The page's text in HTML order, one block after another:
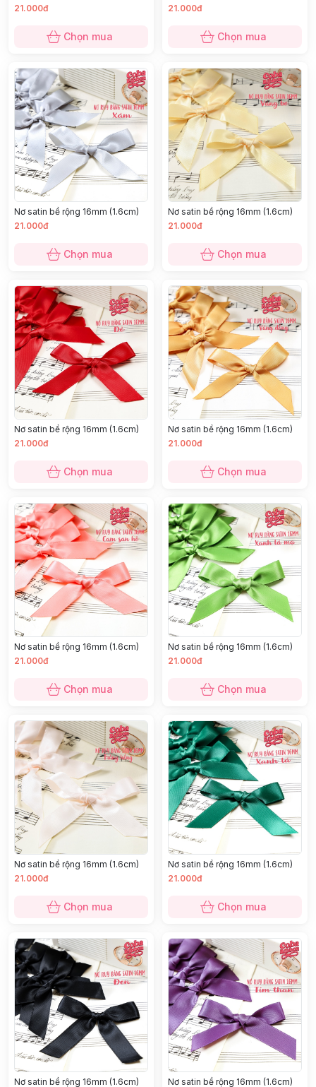
21.000đ
Chọn mua
21.000đ
Chọn mua
Nơ satin bề rộng 16mm (1.6cm)
21.000đ
Chọn mua
Nơ satin bề rộng 16mm (1.6cm)
21.000đ
Chọn mua
Nơ satin bề rộng 16mm (1.6cm)
21.000đ
Chọn mua
Nơ satin bề rộng 16mm (1.6cm)
21.000đ
Chọn mua
Nơ satin bề rộng 16mm (1.6cm)
21.000đ
Chọn mua
Nơ satin bề rộng 16mm (1.6cm)
21.000đ
Chọn mua
Nơ satin bề rộng 16mm (1.6cm)
21.000đ
Chọn mua
Nơ satin bề rộng 16mm (1.6cm)
21.000đ
Chọn mua
Nơ satin bề rộng 16mm (1.6cm) Nơ satin bề rộng 16mm (1.6cm)